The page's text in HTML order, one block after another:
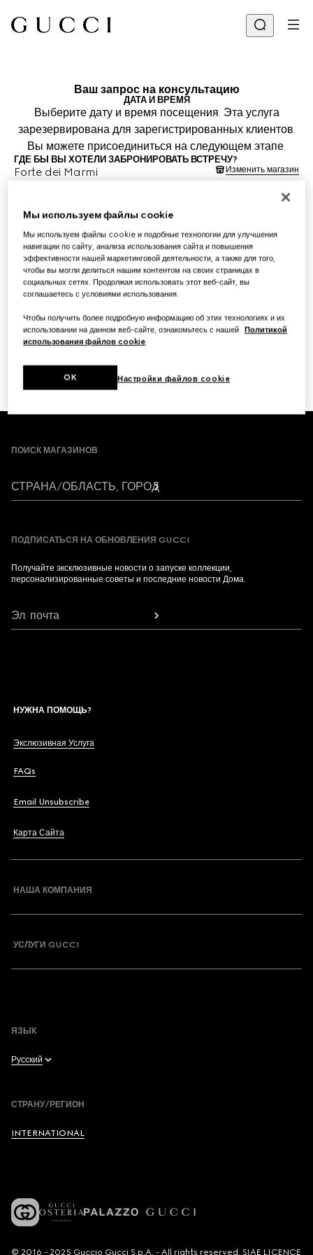
Ваш запрос на консультацию
ДАТА И ВРЕМЯ
Выберите дату и время посещения. Эта услуга
зарезервирована для зарегистрированных клиентов.
Вы можете присоединиться на следующем этапе.
ГДЕ БЫ ВЫ ХОТЕЛИ ЗАБРОНИРОВАТЬ ВСТРЕЧУ?
Forte dei Marmi Изменить магазин
Дата и время указаны в часовом поясе магазина (CEST) и подлежат
ВЫБРАТЬ ВРЕМЯ*
ДАЛЕЕ
Footer
ПОИСК МАГАЗИНОВ
СТРАНА/ОБЛАСТЬ, ГОРОД
ПОДПИСАТЬСЯ НА ОБНОВЛЕНИЯ GUCCI
Получайте эксклюзивные новости о запуске коллекции,
персонализированные советы и последние новости Дома.
Эл. почта
НУЖНА ПОМОЩЬ?
Экслюзивная Услуга
FAQs
Email Unsubscribe
Карта Сайта
НАША КОМПАНИЯ
УСЛУГИ GUCCI
ЯЗЫК
Русский
Français
Español
СТРАНУ/РЕГИОН
INTERNATIONAL
© 2016 - 2025 Guccio Gucci S.p.A. - All rights reserved. SIAE LICENCE
Мы используем файлы cookie
Мы используем файлы cookie и подобные технологии для улучшения
навигации по сайту, анализа использования сайта и повышения
эффективности нашей маркетинговой деятельности, а также для того,
чтобы вы могли делиться нашим контентом на своих страницах в
социальных сетях. Продолжая использовать этот веб-сайт, вы
соглашаетесь с условиями использования.
Чтобы получить более подробную информацию об этих технологиях и их
использовании на данном веб-сайте, ознакомьтесь с нашей Политикой
использования файлов cookie.
Настройки файлов cookie
OK